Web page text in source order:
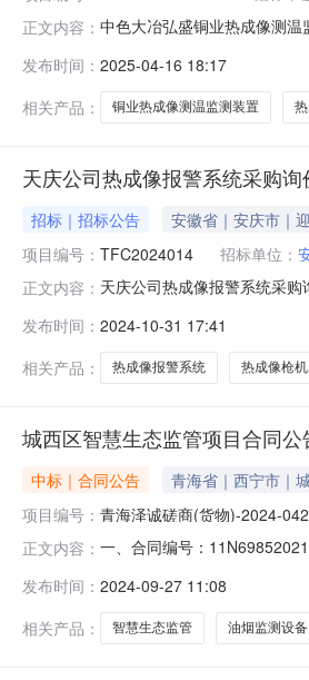
正文内容： 中色大冶弘盛铜业热成像测
该项目已具备招标条件，现
均气温17.5℃，极端
发布时间： 2025-04-16 18:17
相关产品：
铜业热成像测温监测装置
天庆公司热成像报警系统采购询
招标｜招标公告 安徽省｜安庆市｜
项目编号： TFC2024014 招标单位：
正文内容： 天庆公司热成像报警系统采
像监控报警设备及配套设施
体。二、申请人的资格
发布时间： 2024-10-31 17:41
相关产品：
热成像报警系统 热成像枪机
城西区智慧生态监管项目合同公
中标｜合同公告 青海省｜西宁市｜
项目编号： 青海泽诚磋商(货物)-2024-042
正文内容： 一、合同编号：
川）自由贸易试验区成都高
发布时间： 2024-09-27 11:08
相关产品：
智慧生态监管 油烟监测设备